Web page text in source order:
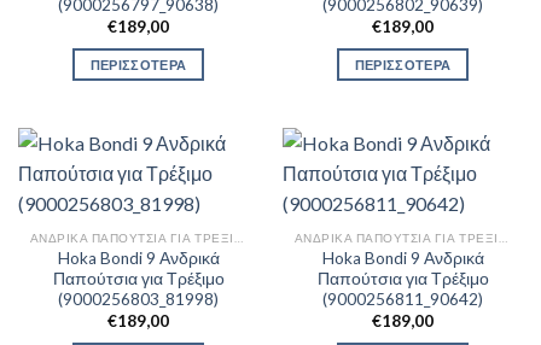
(9000256797_90638)
€189,00
ΠΕΡΙΣΣΟΤΕΡΑ
(9000256802_90639)
€189,00
ΠΕΡΙΣΣΟΤΕΡΑ
Hoka Bondi 9 Ανδρικά
Παπούτσια για Τρέξιμο
(9000256803_81998)
€189,00
Hoka Bondi 9 Ανδρικά
Παπούτσια για Τρέξιμο
(9000256811_90642)
€189,00